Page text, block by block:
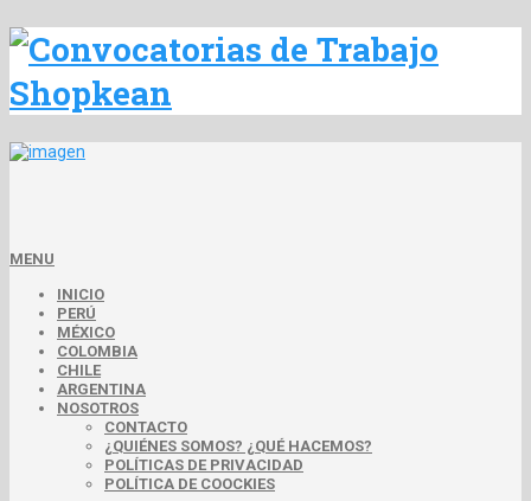
MENU
INICIO
PERÚ
MÉXICO
COLOMBIA
CHILE
ARGENTINA
NOSOTROS
CONTACTO
¿QUIÉNES SOMOS? ¿QUÉ HACEMOS?
POLÍTICAS DE PRIVACIDAD
POLÍTICA DE COOCKIES